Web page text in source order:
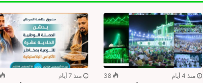
منذ 4 أيام
38
منذ 7 أيام